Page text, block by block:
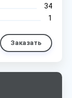
34
1
Заказать